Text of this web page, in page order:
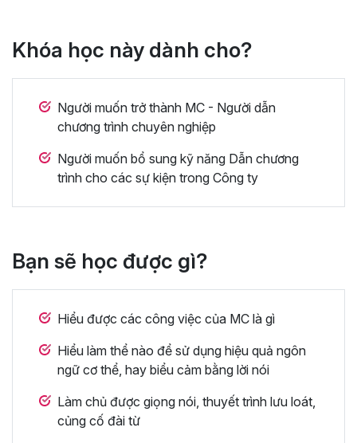
Khóa học này dành cho?
Người muốn trở thành MC - Người dẫn
chương trình chuyên nghiệp
Người muốn bổ sung kỹ năng Dẫn chương
trình cho các sự kiện trong Công ty
Bạn sẽ học được gì?
Hiểu được các công việc của MC là gì
Hiểu làm thể nào để sử dụng hiệu quả ngôn
ngữ cơ thể, hay biểu cảm bằng lời nói
Làm chủ được giọng nói, thuyết trình lưu loát,
củng cố đài từ